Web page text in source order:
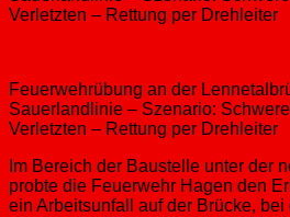
Feuerwehrübung an der
Sauerlandlinie – Szenario:
Verletzten – Rettung per Drehleiter
Im Bereich der Baustelle unter der
probte die Feuerwehr Hagen den
ein Arbeitsunfall auf der Brücke, bei